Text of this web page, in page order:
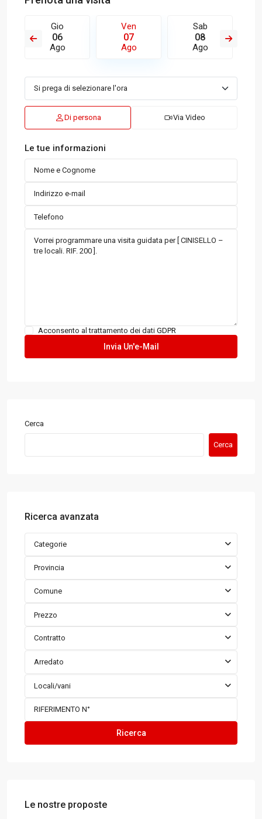
Gio
06
Ago
Ven
07
Ago
Sab
08
Ago
Di persona Via Video
Le tue informazioni
Acconsento al trattamento dei dati GDPR
Cerca
Cerca
Ricerca avanzata
Categorie
Provincia
Comune
Prezzo
Contratto
Arredato
Locali/vani
Ricerca
Le nostre proposte